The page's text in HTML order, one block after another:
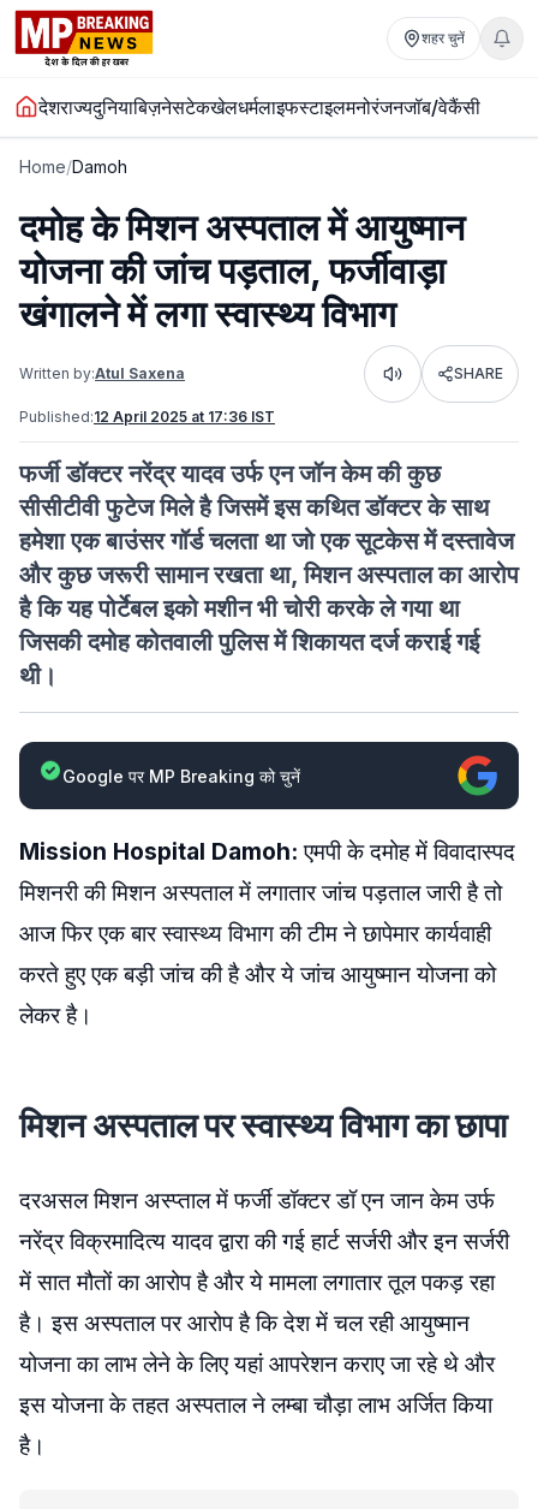
शहर चुनें
देशराज्यदुनियाबिज़नेसटेकखेलधर्मलाइफस्टाइलमनोरंजनजॉब/वेकैंसी
Home/Damoh
दमोह के मिशन अस्पताल में आयुष्मान
योजना की जांच पड़ताल, फर्जीवाड़ा
खंगालने में लगा स्वास्थ्य विभाग
Written by:Atul Saxena Listen SHARE
Published:12 April 2025 at 17:36 IST
फर्जी डॉक्टर नरेंद्र यादव उर्फ एन जॉन केम की कुछ
सीसीटीवी फुटेज मिले है जिसमें इस कथित डॉक्टर के साथ
हमेशा एक बाउंसर गॉर्ड चलता था जो एक सूटकेस में दस्तावेज
और कुछ जरूरी सामान रखता था, मिशन अस्पताल का आरोप
है कि यह पोर्टेबल इको मशीन भी चोरी करके ले गया था
जिसकी दमोह कोतवाली पुलिस में शिकायत दर्ज कराई गई
थी।
Google पर MP Breaking को चुनें
Mission Hospital Damoh: एमपी के दमोह में विवादास्पद
मिशनरी की मिशन अस्पताल में लगातार जांच पड़ताल जारी है तो
आज फिर एक बार स्वास्थ्य विभाग की टीम ने छापेमार कार्यवाही
करते हुए एक बड़ी जांच की है और ये जांच आयुष्मान योजना को
लेकर है।
मिशन अस्पताल पर स्वास्थ्य विभाग का छापा
दरअसल मिशन अस्प्ताल में फर्जी डॉक्टर डॉ एन जान केम उर्फ
नरेंद्र विक्रमादित्य यादव द्वारा की गई हार्ट सर्जरी और इन सर्जरी
में सात मौतों का आरोप है और ये मामला लगातार तूल पकड़ रहा
है। इस अस्पताल पर आरोप है कि देश में चल रही आयुष्मान
योजना का लाभ लेने के लिए यहां आपरेशन कराए जा रहे थे और
इस योजना के तहत अस्पताल ने लम्बा चौड़ा लाभ अर्जित किया
है।